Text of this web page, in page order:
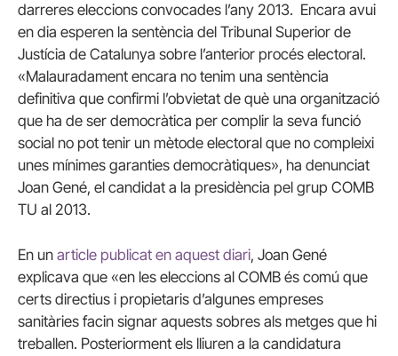
darreres eleccions convocades l’any 2013. Encara avui
en dia esperen la sentència del Tribunal Superior de
Justícia de Catalunya sobre l’anterior procés electoral.
«Malauradament encara no tenim una sentència
definitiva que confirmi l’obvietat de què una organització
que ha de ser democràtica per complir la seva funció
social no pot tenir un mètode electoral que no compleixi
unes mínimes garanties democràtiques», ha denunciat
Joan Gené, el candidat a la presidència pel grup COMB
TU al 2013.
En un article publicat en aquest diari, Joan Gené
explicava que «en les eleccions al COMB és comú que
certs directius i propietaris d’algunes empreses
sanitàries facin signar aquests sobres als metges que hi
treballen. Posteriorment els lliuren a la candidatura